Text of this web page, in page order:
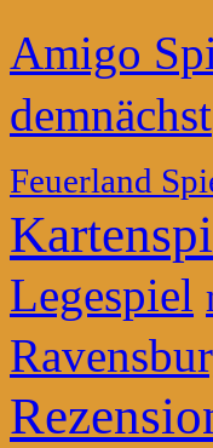
Amigo
demnächst
Feuerland
Legespiel